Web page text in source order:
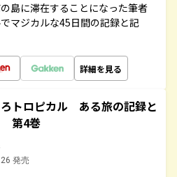
島に滞在することになった筆者
マジカルな45日間の記録と記
詳細を見る
トロピカル ある旅の記録と
第4巻
発売